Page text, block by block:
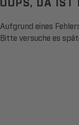
Aufgrund eines
Bitte versuche es